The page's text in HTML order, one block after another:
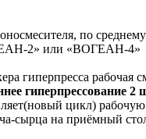
по
2» или «ВОГЕАН-4»
гиперпресса рабочая
гиперпрессование
цикл)
сырца на приёмный